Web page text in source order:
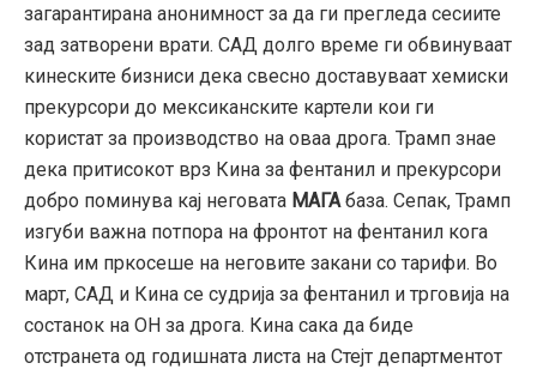
загарантирана анонимност за да ги прегледа сесиите
зад затворени врати. САД долго време ги обвинуваат
кинеските бизниси дека свесно доставуваат хемиски
прекурсори до мексиканските картели кои ги
користат за производство на оваа дрога. Трамп знае
дека притисокот врз Кина за фентанил и прекурсори
добро поминува кај неговата МАГА база. Сепак, Трамп
изгуби важна потпора на фронтот на фентанил кога
Кина им пркосеше на неговите закани со тарифи. Во
март, САД и Кина се судрија за фентанил и трговија на
состанок на ОН за дрога. Кина сака да биде
отстранета од годишната листа на Стејт департментот